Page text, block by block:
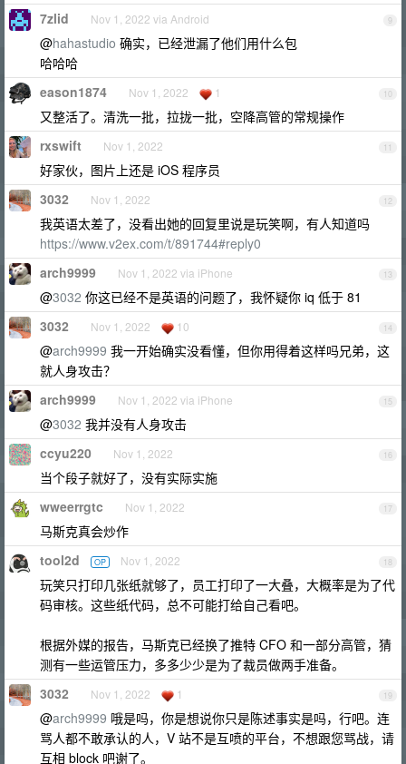
9
7zlid Nov 1, 2022 via Android
@hahastudio 确实，已经泄漏了他们用什么包
哈哈哈
10
eason1874 Nov 1, 2022 1
又整活了。清洗一批，拉拢一批，空降高管的常规操作
11
rxswift Nov 1, 2022
好家伙，图片上还是 iOS 程序员
12
3032 Nov 1, 2022
我英语太差了，没看出她的回复里说是玩笑啊，有人知道吗
https://www.v2ex.com/t/891744#reply0
13
arch9999 Nov 1, 2022 via iPhone
@3032 你这已经不是英语的问题了，我怀疑你 iq 低于 81
14
3032 Nov 1, 2022 10
@arch9999 我一开始确实没看懂，但你用得着这样吗兄弟，这
就人身攻击？
15
arch9999 Nov 1, 2022 via iPhone
@3032 我并没有人身攻击
16
ccyu220 Nov 1, 2022
当个段子就好了，没有实际实施
17
wweerrgtc Nov 1, 2022
马斯克真会炒作
18
tool2d OP Nov 1, 2022
玩笑只打印几张纸就够了，员工打印了一大叠，大概率是为了代
码审核。这些纸代码，总不可能打给自己看吧。
根据外媒的报告，马斯克已经换了推特 CFO 和一部分高管，猜
测有一些运管压力，多多少少是为了裁员做两手准备。
19
3032 Nov 1, 2022 1
@arch9999 哦是吗，你是想说你只是陈述事实是吗，行吧。连
骂人都不敢承认的人，V 站不是互喷的平台，不想跟您骂战，请
互相 block 吧谢了。